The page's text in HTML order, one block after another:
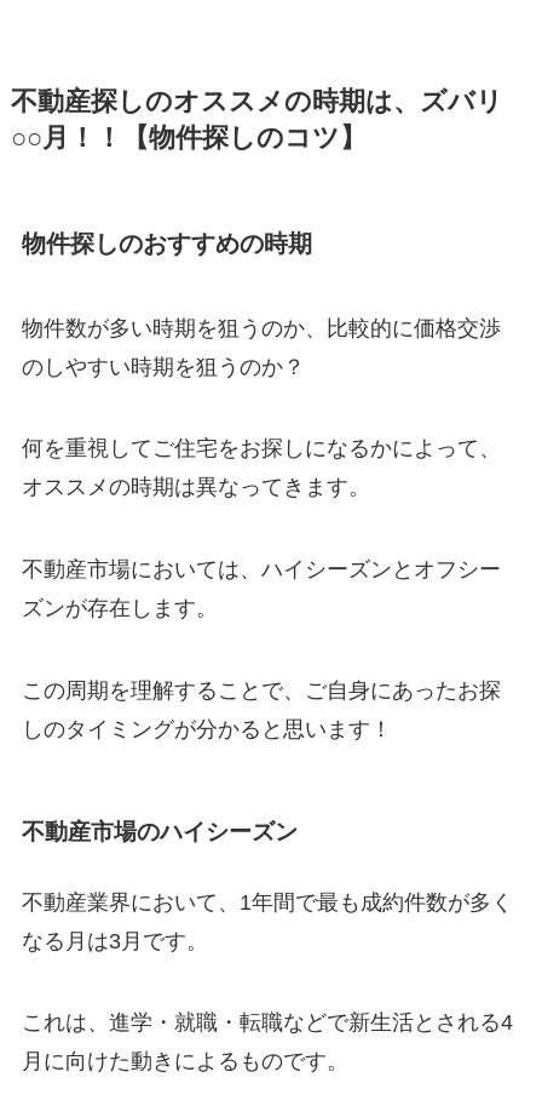
不動産探しのオススメの時期は、ズバリ
○○月！！【物件探しのコツ】
物件探しのおすすめの時期
物件数が多い時期を狙うのか、比較的に価格交渉
のしやすい時期を狙うのか？
何を重視してご住宅をお探しになるかによって、
オススメの時期は異なってきます。
不動産市場においては、ハイシーズンとオフシー
ズンが存在します。
この周期を理解することで、ご自身にあったお探
しのタイミングが分かると思います！
不動産市場のハイシーズン
不動産業界において、1年間で最も成約件数が多く
なる月は3月です。
これは、進学・就職・転職などで新生活とされる4
月に向けた動きによるものです。